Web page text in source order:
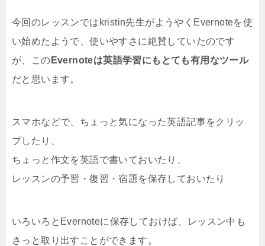
今回のレッスンではkristin先生がようやくEvernoteを使
い始めたようで、使いやすさに絶賛していたのです
が、この Evernoteは英語学習にもとても有用なツール
だと思います。
スマホなどで、ちょっと気になった英語記事をクリッ
プしたり、
ちょっと作文を英語で書いておいたり、
レッスンの予習・復習・宿題を保存しておいたり
いろいろとEvernoteに保存しておけば、レッスン中も
さっと取り出すことができます。